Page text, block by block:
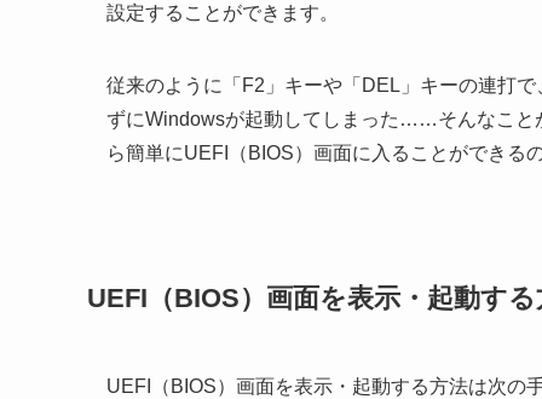
設定することができます。
従来のように「F2」キーや「DEL」キーの連打
ずにWindowsが起動してしまった……そんなこと
ら簡単にUEFI（BIOS）画面に入ることができる
UEFI（BIOS）画面を表示・起動す
UEFI（BIOS）画面を表示・起動する方法は次の